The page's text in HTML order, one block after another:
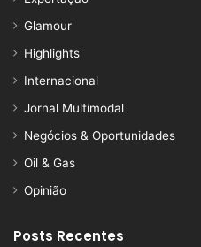
Glamour
Highlights
Internacional
Jornal Multimodal
Negócios & Oportunidades
Oil & Gas
Opinião
Posts Recentes